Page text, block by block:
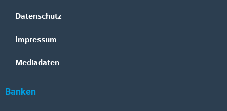
Datenschutz
Impressum
Mediadaten
Banken